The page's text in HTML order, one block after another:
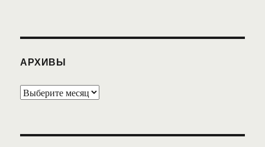
АРХИВЫ
Архивы